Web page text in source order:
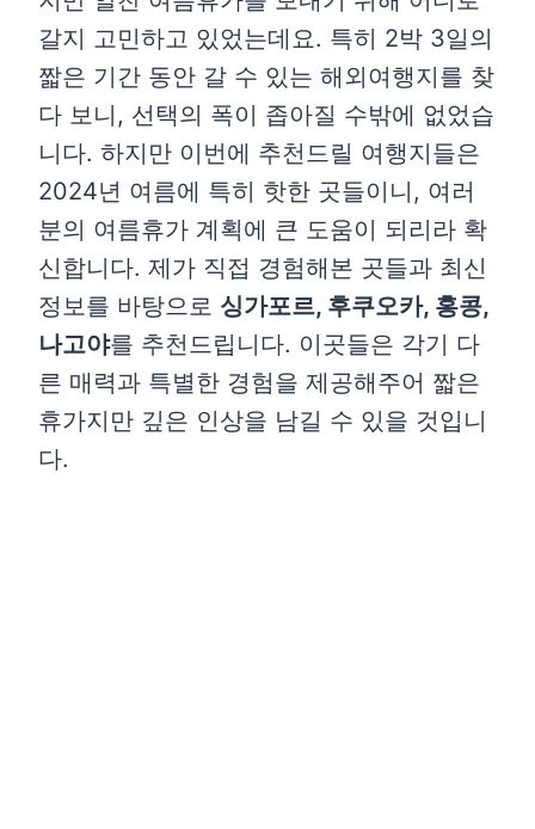
갈지 고민하고 있었는데요. 특히 2박 3일의
짧은 기간 동안 갈 수 있는 해외여행지를 찾
다 보니, 선택의 폭이 좁아질 수밖에 없었습
니다. 하지만 이번에 추천드릴 여행지들은
2024년 여름에 특히 핫한 곳들이니, 여러
분의 여름휴가 계획에 큰 도움이 되리라 확
신합니다. 제가 직접 경험해본 곳들과 최신
정보를 바탕으로 싱가포르, 후쿠오카, 홍콩,
나고야를 추천드립니다. 이곳들은 각기 다
른 매력과 특별한 경험을 제공해주어 짧은
휴가지만 깊은 인상을 남길 수 있을 것입니
다.